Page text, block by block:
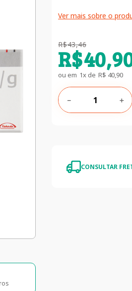
Ver mais sobre o
R$43,46
R$40,
ou em 1x de R$ 40,90
＋
－
CONSULTAR